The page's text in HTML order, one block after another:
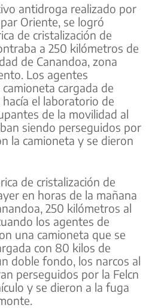
antidroga realizado por
Oriente, se logró
de cristalización de
a 250 kilómetros de
de Canandoa, zona
Los agentes
cargada de
el laboratorio de
de la movilidad al
siendo perseguidos por
la camioneta y se dieron
de cristalización de
en horas de la mañana
250 kilómetros al
los agentes de
una camioneta que se
con 80 kilos de
doble fondo, los narcos al
perseguidos por la Felcn
y se dieron a la fuga